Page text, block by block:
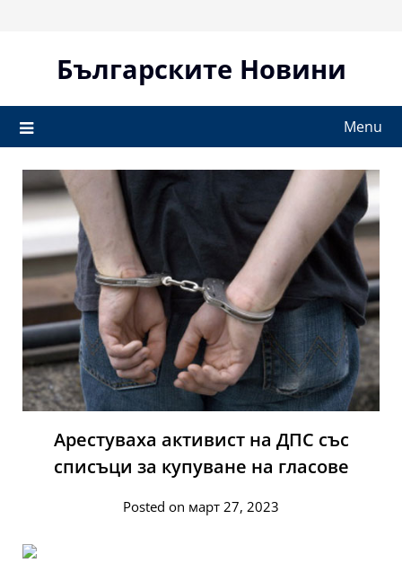
Българските Новини
Menu
Арестуваха активист на ДПС със
списъци за купуване на гласове
Posted on март 27, 2023